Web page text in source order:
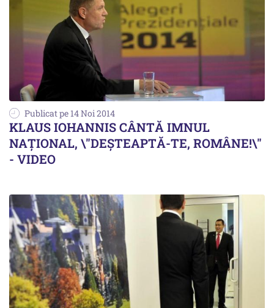
Publicat pe 14 Noi 2014
KLAUS IOHANNIS CÂNTĂ IMNUL
NAȚIONAL, \"DEȘTEAPTĂ-TE, ROMÂNE!\"
- VIDEO